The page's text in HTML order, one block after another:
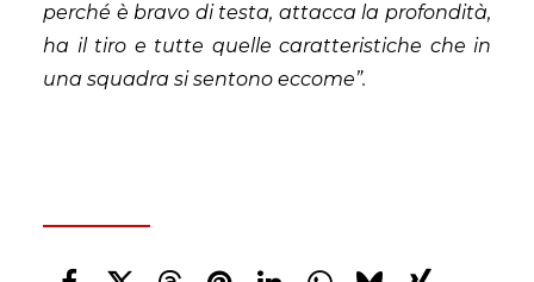
perché è bravo di testa, attacca la profondità,
ha il tiro e tutte quelle caratteristiche che in
una squadra si sentono eccome”.